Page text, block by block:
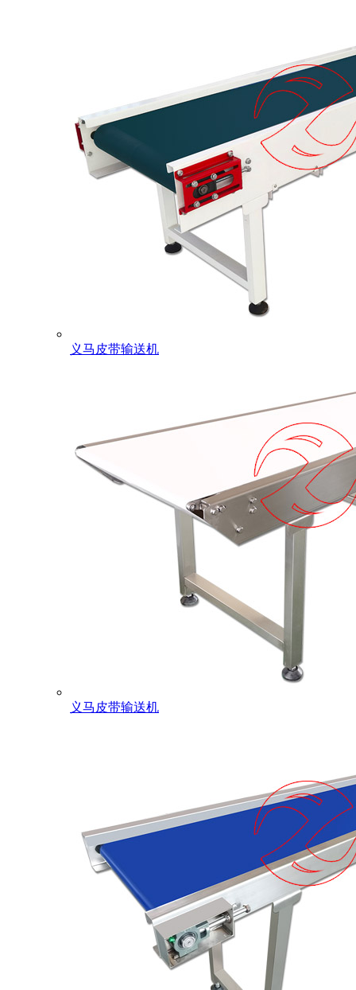
义马皮带输送机
义马皮带输送机